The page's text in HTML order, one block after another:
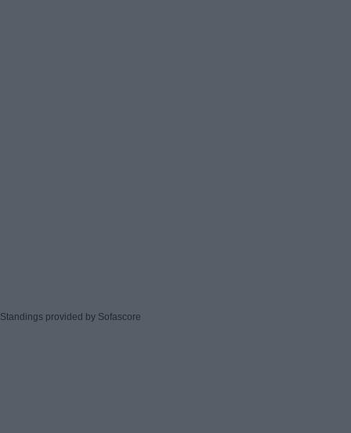
Standings provided by Sofascore